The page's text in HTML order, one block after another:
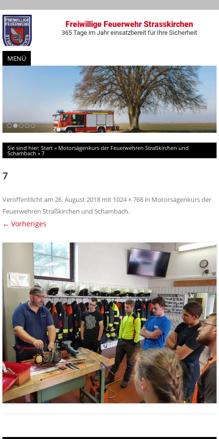
Freiwillige Feuerwehr Strasskirchen
365 Tage im Jahr einsatzbereit für Ihre Sicherheit
MENÜ
Zum
Inhalt
springen
Sie sind hier: Start » Motorsägenkurs der Feuerwehren Straßkirchen und
Schambach » 7
7
Veröffentlicht am 26. August 2018 mit 1024 × 768 in Motorsägenkurs der
Feuerwehren Straßkirchen und Schambach.
← Vorheriges